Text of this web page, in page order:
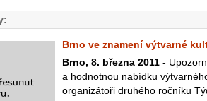
Brno ve znamení výtvarné
Brno, 8. března 2011 -
a hodnotnou nabídku
organizátoři druhého ročníku